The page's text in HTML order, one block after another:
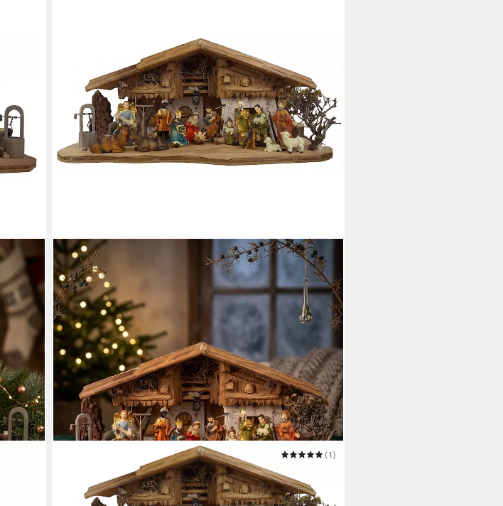
Krippe Weihnachtskrippe Thun inkl. 17-tlg. Figurensatz
(1)
189,00 €